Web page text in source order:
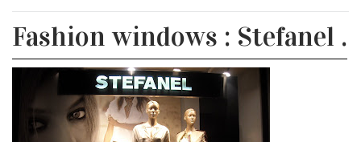
Fashion windows : Stefanel .